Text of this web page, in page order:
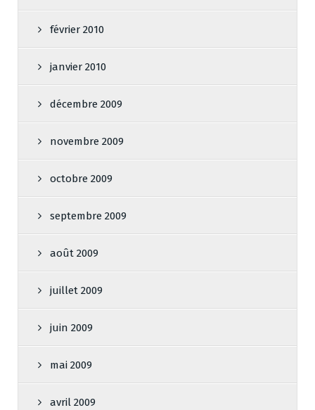
février 2010
janvier 2010
décembre 2009
novembre 2009
octobre 2009
septembre 2009
août 2009
juillet 2009
juin 2009
mai 2009
avril 2009